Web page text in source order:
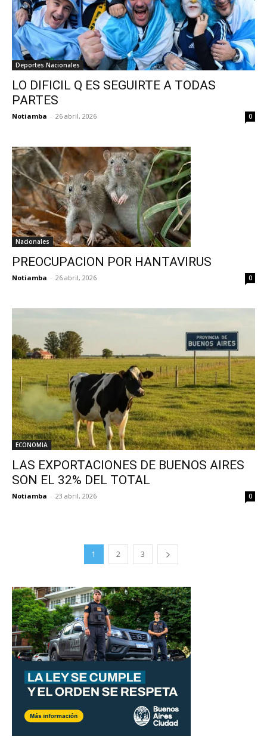
Deportes Nacionales
LO DIFICIL Q ES SEGUIRTE A TODAS
PARTES
Notiamba - 26 abril, 2026 0
Nacionales
PREOCUPACION POR HANTAVIRUS
Notiamba - 26 abril, 2026 0
ECONOMIA
LAS EXPORTACIONES DE BUENOS AIRES
SON EL 32% DEL TOTAL
Notiamba - 23 abril, 2026 0
1 2 3